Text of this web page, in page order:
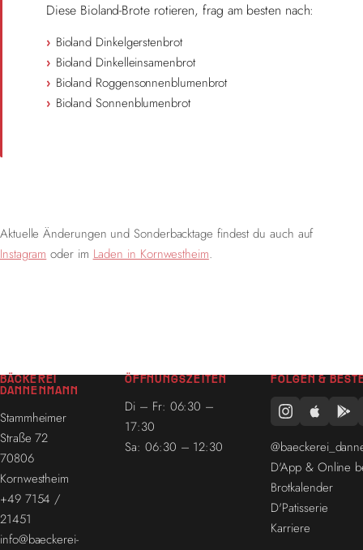
Diese Bioland-Brote rotieren, frag am besten nach:
Bioland Dinkelgerstenbrot
Bioland Dinkelleinsamenbrot
Bioland Roggensonnenblumenbrot
Bioland Sonnenblumenbrot
Aktuelle Änderungen und Sonderbacktage findest du auch auf
Instagram oder im Laden in Kornwestheim.
BÄCKEREI
DANNENMANN
Stammheimer
Straße 72
70806
Kornwestheim
+49 7154 /
21451
info@baeckerei-
ÖFFNUNGSZEITEN
Di – Fr: 06:30 –
17:30
Sa: 06:30 – 12:30
FOLGEN &
D'App & Online
Brotkalender
D'Patisserie
Karriere